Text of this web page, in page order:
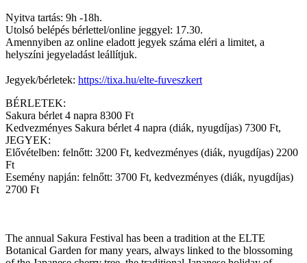
Nyitva tartás: 9h -18h.
Utolsó belépés bérlettel/online jeggyel: 17.30.
Amennyiben az online eladott jegyek száma eléri a limitet, a
helyszíni jegyeladást leállítjuk.
Jegyek/bérletek: https://tixa.hu/elte-fuveszkert
BÉRLETEK:
Sakura bérlet 4 napra 8300 Ft
Kedvezményes Sakura bérlet 4 napra (diák, nyugdíjas) 7300 Ft,
JEGYEK:
Elővételben: felnőtt: 3200 Ft, kedvezményes (diák, nyugdíjas) 2200
Ft
Esemény napján: felnőtt: 3700 Ft, kedvezményes (diák, nyugdíjas)
2700 Ft
The annual Sakura Festival has been a tradition at the ELTE
Botanical Garden for many years, always linked to the blossoming